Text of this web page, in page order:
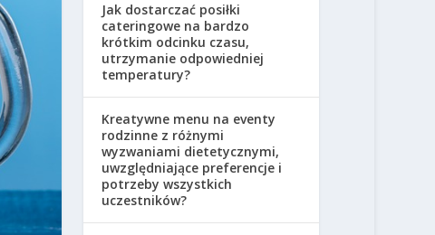
Jak dostarczać posiłki
cateringowe na bardzo
krótkim odcinku czasu,
utrzymanie odpowiedniej
temperatury?
Kreatywne menu na eventy
rodzinne z różnymi
wyzwaniami dietetycznymi,
uwzględniające preferencje i
potrzeby wszystkich
uczestników?